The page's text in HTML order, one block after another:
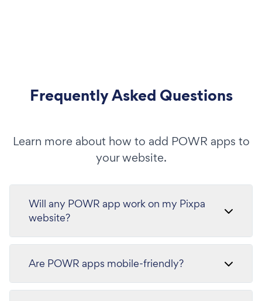
Frequently Asked Questions
Learn more about how to add POWR apps to
your website.
Will any POWR app work on my Pixpa
website?
Are POWR apps mobile-friendly?